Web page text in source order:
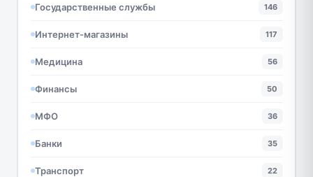
Государственные службы 146
Интернет-магазины 117
Медицина 56
Финансы 50
МФО 36
Банки 35
Транспорт 22